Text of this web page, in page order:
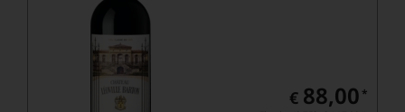
€ 88,00 *